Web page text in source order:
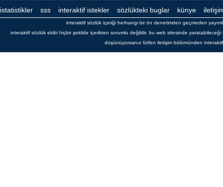
istatistikler sss interaktif istekler sözlükteki buglar künye
interaktif sözlük içeriği herhangi bir ön denetimden geçmeden
interaktif sözlük ekibi hiçbir şekilde içerikten sorumlu değildir. bu web sitesinde yaratabileceği
düşünüyorsanız lütfen iletişim bölümünden